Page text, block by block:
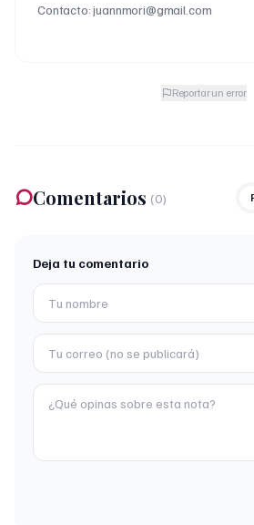
Contacto: juannmori@gmail.com
Reportar un error
Comentarios (0)
Deja tu comentario